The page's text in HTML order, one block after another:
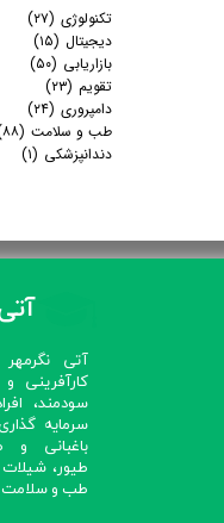
تکنولوژی (۲۷)
دیجیتال (۱۵)
بازاریابی (۵۰)
تقویم (۲۳)
دامپروری (۲۴)
طب و سلامت (۸۸)
دندانپزشکی (۱)
آتی نگرمهر
کارآفرینی
سودمند،
سرمایه
باغبانی و
طیور،
طب و سلامت